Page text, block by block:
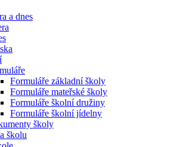
a dnes
Formuláře základní školy
Formuláře mateřské školy
Formuláře školní družiny
Formuláře školní jídelny
školy
školu